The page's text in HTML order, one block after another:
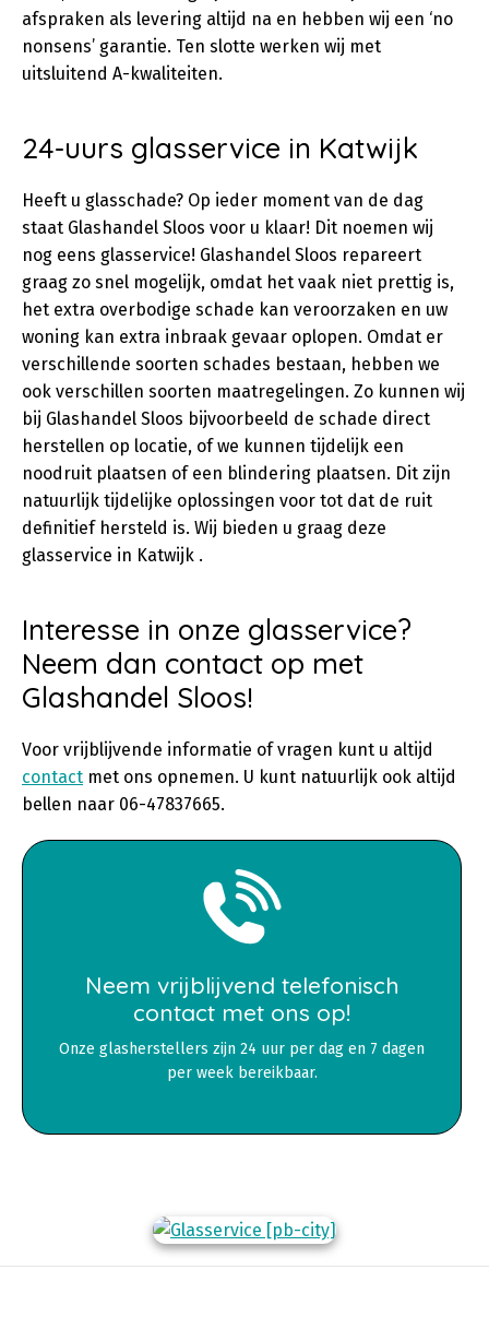
afspraken als levering altijd na en hebben wij een ‘no
nonsens’ garantie. Ten slotte werken wij met
uitsluitend A-kwaliteiten.
24-uurs glasservice in Katwijk
Heeft u glasschade? Op ieder moment van de dag
staat Glashandel Sloos voor u klaar! Dit noemen wij
nog eens glasservice! Glashandel Sloos repareert
graag zo snel mogelijk, omdat het vaak niet prettig is,
het extra overbodige schade kan veroorzaken en uw
woning kan extra inbraak gevaar oplopen. Omdat er
verschillende soorten schades bestaan, hebben we
ook verschillen soorten maatregelingen. Zo kunnen wij
bij Glashandel Sloos bijvoorbeeld de schade direct
herstellen op locatie, of we kunnen tijdelijk een
noodruit plaatsen of een blindering plaatsen. Dit zijn
natuurlijk tijdelijke oplossingen voor tot dat de ruit
definitief hersteld is. Wij bieden u graag deze
glasservice in Katwijk .
Interesse in onze glasservice?
Neem dan contact op met
Glashandel Sloos!
Voor vrijblijvende informatie of vragen kunt u altijd
contact met ons opnemen. U kunt natuurlijk ook altijd
bellen naar 06-47837665.
Neem vrijblijvend telefonisch
contact met ons op!
Onze glasherstellers zijn 24 uur per dag en 7 dagen
per week bereikbaar.